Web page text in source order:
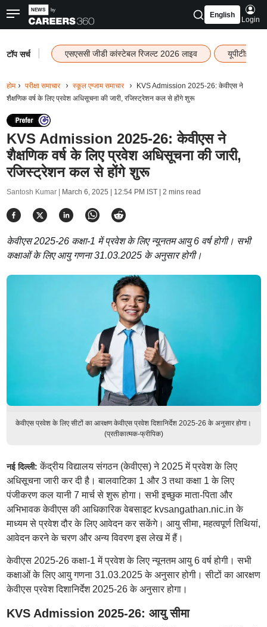
English
Login
टॉप सर्च एसएससी जीडी कांस्टेबल रिजल्ट 2026 लाइव यूपीटीईटी
होम परीक्षा समाचार स्कूल एग्जाम समाचार
KVS Admission 2025-26: केवीएस ने
शैक्षणिक वर्ष के लिए प्रवेश अधिसूचना की जारी, रजिस्ट्रेशन कल से होंगे शुरू
KVS Admission 2025-26: केवीएस ने
शैक्षणिक वर्ष के लिए प्रवेश अधिसूचना की जारी,
रजिस्ट्रेशन कल से होंगे शुरू
Santosh Kumar | March 6, 2025 | 12:54 PM IST| 2 mins read
केवीएस 2025-26 कक्षा-1 में प्रवेश के लिए न्यूनतम आयु 6 वर्ष होगी। सभी
कक्षाओं के लिए आयु गणना 31.03.2025 के अनुसार होगी।
केवीएस प्रवेश के लिए सीटों का आरक्षण केवीएस प्रवेश दिशानिर्देश 2025-26 के अनुसार होगा।
(प्रतीकात्मक-फ्रीपिक)
नई दिल्ली:केंद्रीय विद्यालय संगठन (केवीएस) ने 2025 में प्रवेश के लिए
अधिसूचना जारी कर दी है। बालवाटिका 1 और 3 तथा कक्षा 1 के लिए
पंजीकरण कल यानी 7 मार्च से शुरू होगा। सभी इच्छुक माता-पिता और
अभिभावक केवीएस की आधिकारिक वेबसाइट kvsangathan.nic.in के
माध्यम से प्रवेश दौर के लिए आवेदन कर सकेंगे। आयु सीमा, महत्वपूर्ण तिथियां,
आवेदन करने के चरण और अन्य विवरण इस लेख में हैं।
केवीएस 2025-26 कक्षा-1 में प्रवेश के लिए न्यूनतम आयु 6 वर्ष होगी। सभी
कक्षाओं के लिए आयु गणना 31.03.2025 के अनुसार होगी। सीटों का आरक्षण
केवीएस प्रवेश दिशानिर्देश 2025-26 के अनुसार होगा।
KVS Admission 2025-26: आयु सीमा